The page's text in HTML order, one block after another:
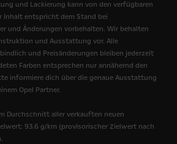
und Lackierung kann von den verfügbaren
Inhalt entspricht dem Stand bei
und Änderungen vorbehalten. Wir behalten
und Ausstattung vor. Alle
und Preisänderungen bleiben jederzeit
Farben entsprechen nur annähernd den
informiere dich über die genaue Ausstattung
Opel Partner.
Durchschnitt aller verkauften neuen
93.6 g/km (provisorischer Zielwert nach